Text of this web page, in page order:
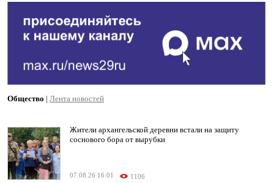
Общество | Лента новостей
Жители архангельской деревни встали на защиту
соснового бора от вырубки
07.08.26 16:01 1106